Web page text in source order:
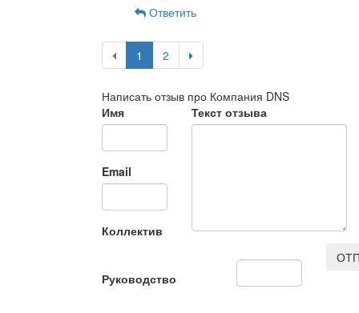
Ответить
1 2
Написать отзыв про Компания DNS
Имя
Email
Коллектив
Руководство
Текст отзыва